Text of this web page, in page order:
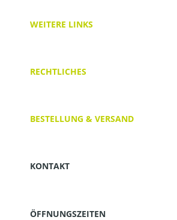
WEITERE LINKS
RECHTLICHES
BESTELLUNG & VERSAND
KONTAKT
ÖFFNUNGSZEITEN